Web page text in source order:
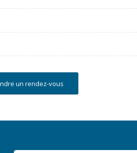
un rendez-vous